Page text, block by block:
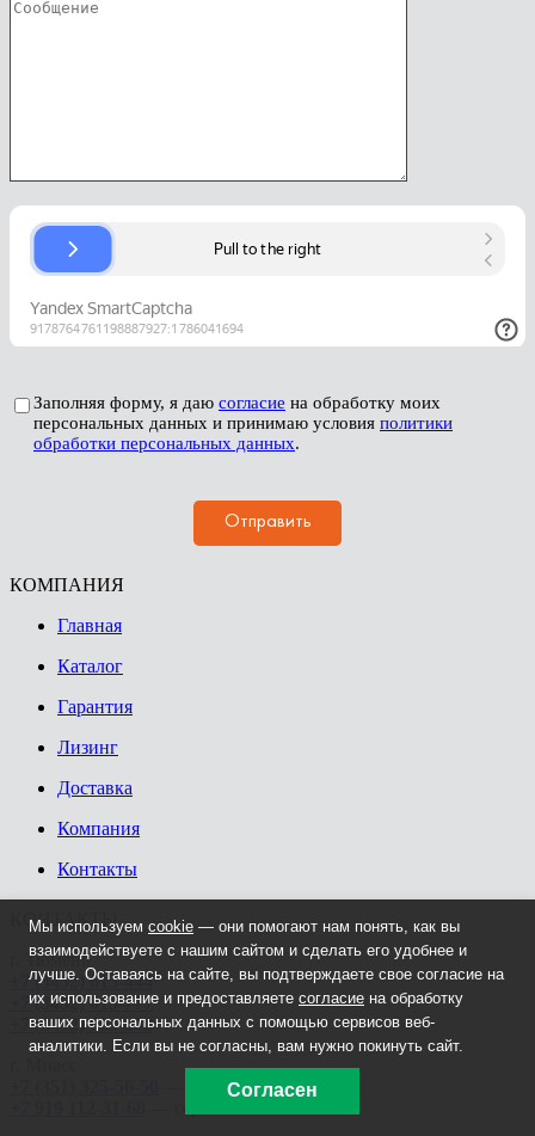
Заполняя форму, я даю согласие на обработку моих
персональных данных и принимаю условия политики
обработки персональных данных.
КОМПАНИЯ
Главная
Каталог
Гарантия
Лизинг
Доставка
Компания
Контакты
КОНТАКТЫ
г. Тюмень
+7 (3452) 615-444
+7 (3452) 615-777
+7 (3452) 603-308
— офис
Мы используем cookie — они помогают нам понять, как вы
взаимодействуете с нашим сайтом и сделать его удобнее и
лучше. Оставаясь на сайте, вы подтверждаете свое согласие на
их использование и предоставляете согласие на обработку
ваших персональных данных с помощью сервисов веб-
аналитики. Если вы не согласны, вам нужно покинуть сайт.
Согласен